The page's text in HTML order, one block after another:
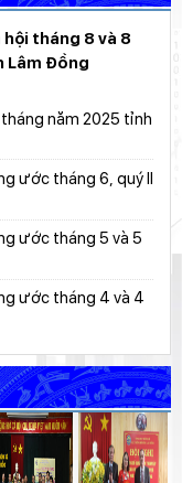
hội tháng 8 và 8
Lâm Đồng
năm 2025 tỉnh
ước tháng 6, quý II
ước tháng 5 và 5
ước tháng 4 và 4